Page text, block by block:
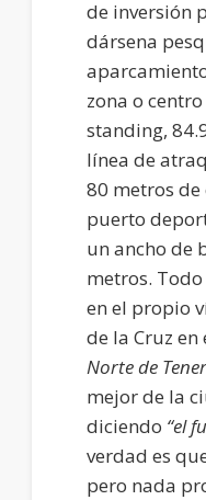
de inversión
dársena
zona o
standing,
línea de
80 metros
puerto
un ancho de
metros.
en el propio
de la Cruz en
Norte de
mejor de la
diciendo “el
verdad es
pero nada